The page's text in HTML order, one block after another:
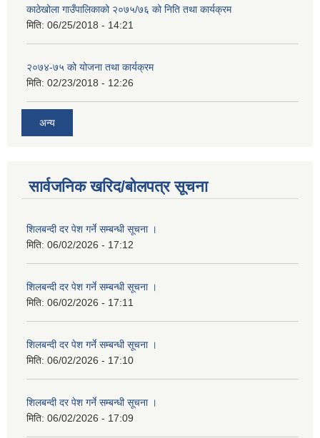
काठेखोला गाउँपालिकाको २०७५/७६ को निति तथा कार्यक्रम
मिति: 06/25/2018 - 14:21
२०७४-७५ को योजना तथा कार्यक्रम
मिति: 02/23/2018 - 12:26
अन्य
सार्वजनिक खरिद/बोलपत्र सूचना
शिलबन्दी दर पेश गर्ने सम्बन्धी सूचना ।
मिति: 06/02/2026 - 17:12
शिलबन्दी दर पेश गर्ने सम्बन्धी सूचना ।
मिति: 06/02/2026 - 17:11
शिलबन्दी दर पेश गर्ने सम्बन्धी सूचना ।
मिति: 06/02/2026 - 17:10
शिलबन्दी दर पेश गर्ने सम्बन्धी सूचना ।
मिति: 06/02/2026 - 17:09